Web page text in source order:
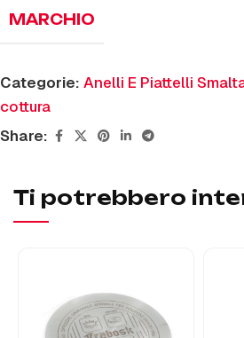
MARCHIO
Categorie: Anelli E Piattelli
cottura
Share:
Ti potrebbero